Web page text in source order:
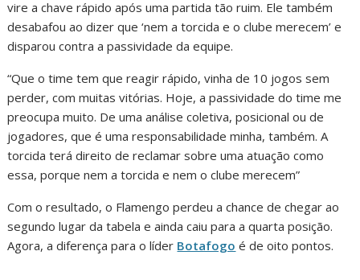
vire a chave rápido após uma partida tão ruim. Ele também
desabafou ao dizer que ‘nem a torcida e o clube merecem’ e
disparou contra a passividade da equipe.
“Que o time tem que reagir rápido, vinha de 10 jogos sem
perder, com muitas vitórias. Hoje, a passividade do time me
preocupa muito. De uma análise coletiva, posicional ou de
jogadores, que é uma responsabilidade minha, também. A
torcida terá direito de reclamar sobre uma atuação como
essa, porque nem a torcida e nem o clube merecem”
Com o resultado, o Flamengo perdeu a chance de chegar ao
segundo lugar da tabela e ainda caiu para a quarta posição.
Agora, a diferença para o líder Botafogo é de oito pontos.